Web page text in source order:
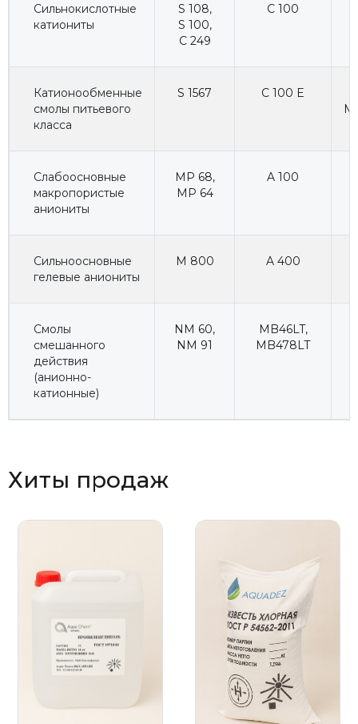
Сильнокислотные
катиониты
S 108,
S 100,
C 249
C 100
Катионообменные
смолы питьевого
класса
S 1567 C 100 E
Слабоосновные
макропористые
аниониты
MP 68,
MP 64
A 100
Сильноосновные
гелевые аниониты
M 800 A 400
Смолы
смешанного
действия
(анионно-
катионные)
NM 60,
NM 91
MB46LT,
MB478LT
Хиты продаж